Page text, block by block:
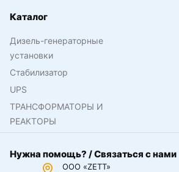
Каталог
Дизель-генераторные
установки
Стабилизатор
UPS
ТРАНСФОРМАТОРЫ И
РЕАКТОРЫ
Нужна помощь? / Связаться с нами
ООО «ZETT»